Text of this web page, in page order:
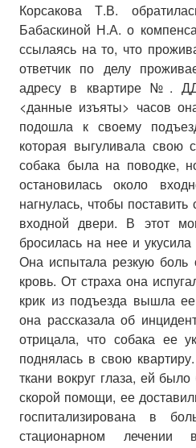
Корсакова Т.В.
Бабаскиной Н.А. о
ссылаясь на то, что
ответчик по делу
адресу в квартире №.
<данные изъяты> часов
подошла к своему
которая выгуливала свою
собака была на поводке,
остановилась около
нагнулась, чтобы
входной двери. В этот
бросилась на нее и укусила
Она испытала резкую боль
кровь. От страха она
крик из подъезда вышла
она рассказала об
отрицала, что собака ее
поднялась в свою
ткани вокруг глаза, ей
скорой помощи, ее
госпитализирована в
стационарном лечении